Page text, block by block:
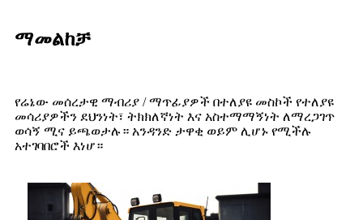
ማመልከቻ
የሬኔው መሰረታዊ ማብሪያ / ማጥፊያዎች በተለያዩ መስኮች የተለያዩ
መሳሪያዎችን ደህንነት፣ ትክክለኛነት እና አስተማማኝነት ለማረጋገጥ
ወሳኝ ሚና ይጫወታሉ። አንዳንድ ታዋቂ ወይም ሊሆኑ የሚችሉ
አተገባበሮች እነሆ።